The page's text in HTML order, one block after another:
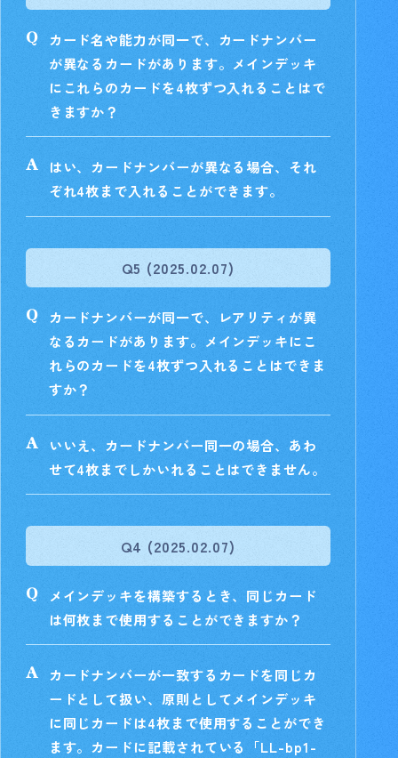
カード名や能力が同一で、カードナンバー
が異なるカードがあります。メインデッキ
にこれらのカードを4枚ずつ入れることはで
きますか？
はい、カードナンバーが異なる場合、それ
ぞれ4枚まで入れることができます。
Q5 (2025.02.07)
カードナンバーが同一で、レアリティが異
なるカードがあります。メインデッキにこ
れらのカードを4枚ずつ入れることはできま
すか？
いいえ、カードナンバー同一の場合、あわ
せて4枚までしかいれることはできません。
Q4 (2025.02.07)
メインデッキを構築するとき、同じカード
は何枚まで使用することができますか？
カードナンバーが一致するカードを同じカ
ードとして扱い、原則としてメインデッキ
に同じカードは4枚まで使用することができ
ます。カードに記載されている「LL-bp1-